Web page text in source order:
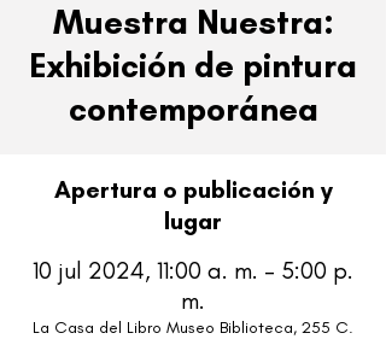
Muestra Nuestra:
Exhibición de pintura
contemporánea
Apertura o publicación y
lugar
10 jul 2024, 11:00 a. m. – 5:00 p.
m.
La Casa del Libro Museo Biblioteca, 255 C.